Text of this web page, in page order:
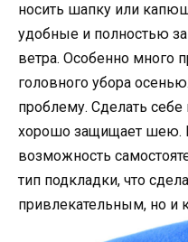
носить шапку или
удобные и полностью
ветра. Особенно много
головного убора
проблему. Сделать
хорошо защищает шею.
возможность
тип подкладки, что
привлекательным, но и